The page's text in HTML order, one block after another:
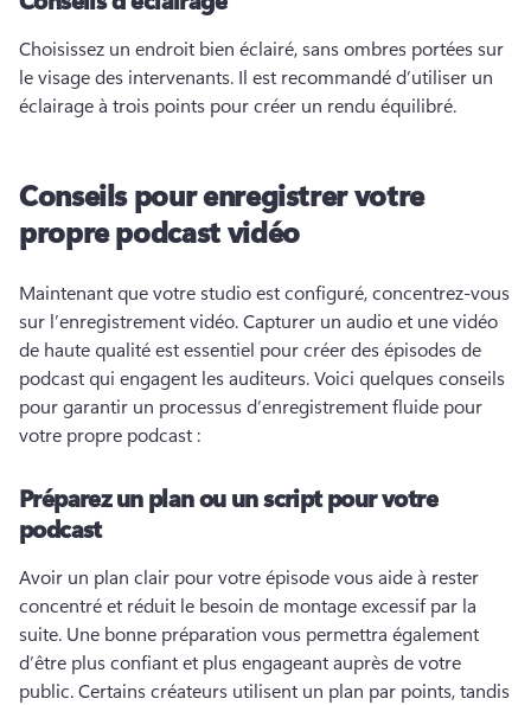
Choisissez un endroit bien éclairé, sans ombres portées sur
le visage des intervenants. Il est recommandé d’utiliser un
éclairage à trois points pour créer un rendu équilibré.
Conseils pour enregistrer votre
propre podcast vidéo
Maintenant que votre studio est configuré, concentrez-vous
sur l’enregistrement vidéo. Capturer un audio et une vidéo
de haute qualité est essentiel pour créer des épisodes de
podcast qui engagent les auditeurs. Voici quelques conseils
pour garantir un processus d’enregistrement fluide pour
votre propre podcast :
Préparez un plan ou un script pour votre
podcast
Avoir un plan clair pour votre épisode vous aide à rester
concentré et réduit le besoin de montage excessif par la
suite. Une bonne préparation vous permettra également
d’être plus confiant et plus engageant auprès de votre
public. Certains créateurs utilisent un plan par points, tandis